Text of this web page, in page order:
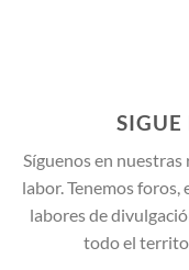
SIGUE
Síguenos en
labor. Tenemos
labores de
todo el